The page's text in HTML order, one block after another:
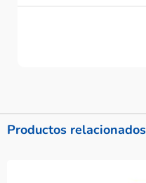
Productos relacionados